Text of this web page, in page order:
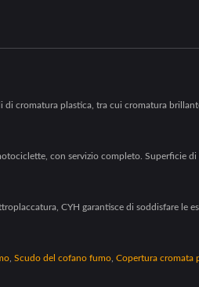
cromatura plastica, tra cui cromatura
con servizio completo. Superficie
CYH garantisce di soddisfare le
Scudo del cofano fumo Copertura cromata